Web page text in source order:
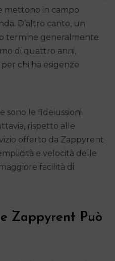
mettono in campo
D’altro canto, un
termine generalmente
di quattro anni,
chi ha esigenze
sono le fideiussioni
rispetto alle
offerto da Zappyrent
e velocità delle
facilità di
Zappyrent Può